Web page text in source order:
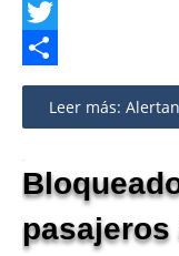
Facebook
Twitter
Share
Leer más:
pasajeros